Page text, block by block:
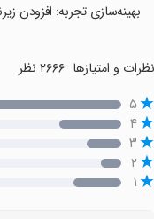
بهینه‌سازی تجربه: افزودن
نظرات و امتیازها ۲۶۶۶ نظر
۵
۴
۳
۲
۱